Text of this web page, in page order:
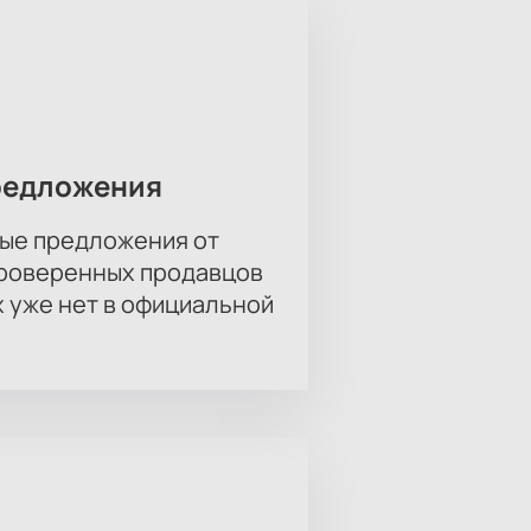
не раз был отмечен самыми
репертуар. CAGMO
Музыкальные миры
в кассы театра, всего пару
предложения от
продавцов
нет в официальной